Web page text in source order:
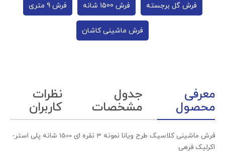
فرش گل برجسته فرش 1500 شانه فرش 9 متری
فرش ماشینی کاشان
معرفی
محصول
جدول
مشخصات
نظرات
کاربران
فرش ماشینی کلاسیک طرح ویانا نمونه 3 نقره ای 1500 شانه پلی استر-
اکرلیک فرهی